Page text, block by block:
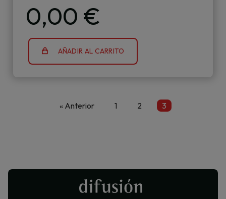
0,00 €
AÑADIR AL CARRITO
« Anterior 1 2 3